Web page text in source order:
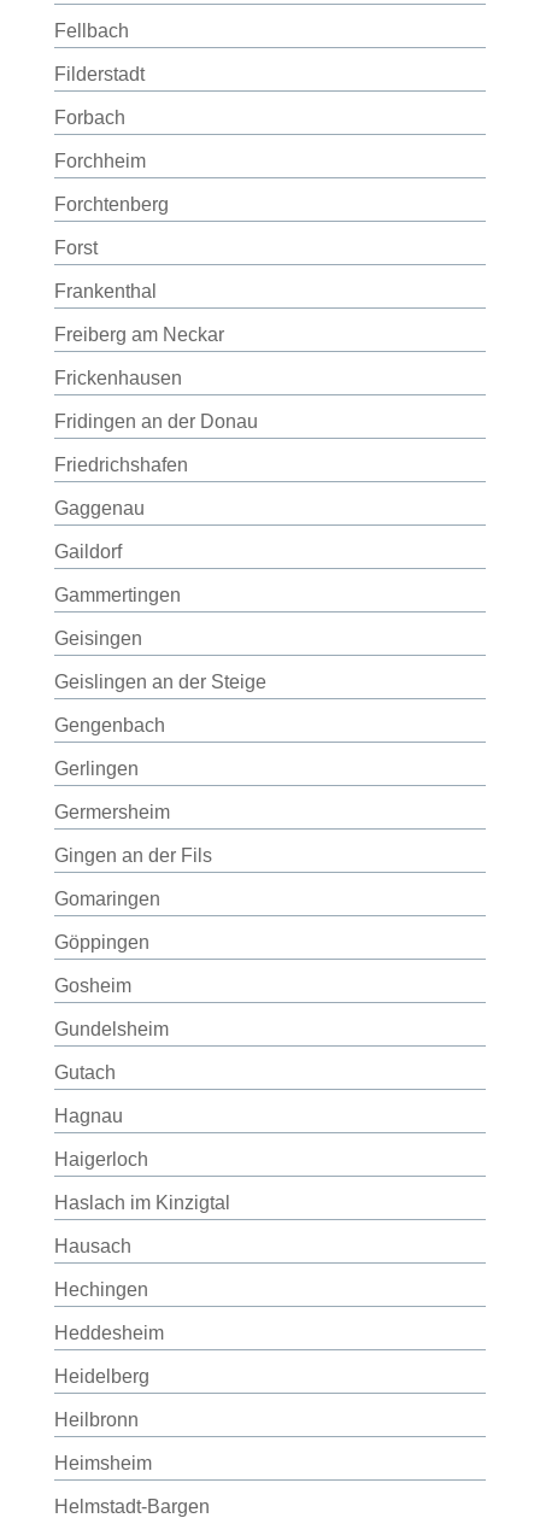
Fellbach
Filderstadt
Forbach
Forchheim
Forchtenberg
Forst
Frankenthal
Freiberg am Neckar
Frickenhausen
Fridingen an der Donau
Friedrichshafen
Gaggenau
Gaildorf
Gammertingen
Geisingen
Geislingen an der Steige
Gengenbach
Gerlingen
Germersheim
Gingen an der Fils
Gomaringen
Göppingen
Gosheim
Gundelsheim
Gutach
Hagnau
Haigerloch
Haslach im Kinzigtal
Hausach
Hechingen
Heddesheim
Heidelberg
Heilbronn
Heimsheim
Helmstadt-Bargen